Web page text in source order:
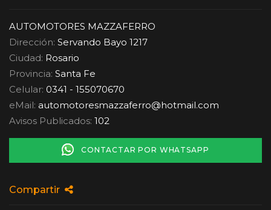
AUTOMOTORES MAZZAFERRO
Dirección: Servando Bayo 1217
Ciudad: Rosario
Provincia: Santa Fe
Celular: 0341 - 155070670
eMail: automotoresmazzaferro@hotmail.com
Avisos Publicados: 102
CONTACTAR POR WHATSAPP
Compartir